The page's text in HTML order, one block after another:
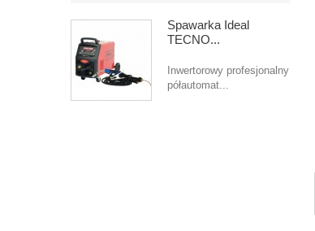
Spawarka Ideal
TECNO...
Inwertorowy profesjonalny
półautomat...